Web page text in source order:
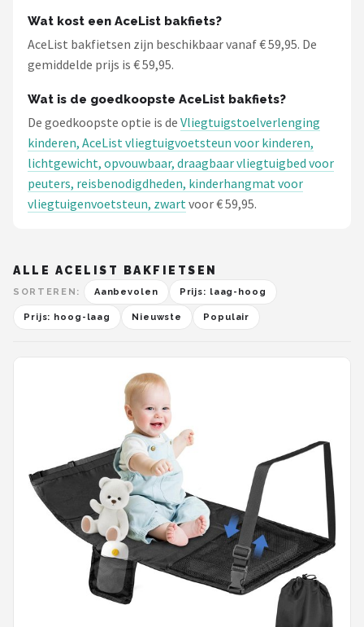
Cortina
Wat kost een AceList bakfiets?
AceList bakfietsen zijn beschikbaar vanaf € 59,95. De
gemiddelde prijs is € 59,95.
Wat is de goedkoopste AceList bakfiets?
De goedkoopste optie is de Vliegtuigstoelverlenging
kinderen, AceList vliegtuigvoetsteun voor kinderen,
lichtgewicht, opvouwbaar, draagbaar vliegtuigbed voor
peuters, reisbenodigdheden, kinderhangmat voor
vliegtuigenvoetsteun, zwartvoor € 59,95.
ALLE ACELIST BAKFIETSEN
SORTEREN: Aanbevolen Prijs: laag-hoog
Prijs: hoog-laag Nieuwste Populair